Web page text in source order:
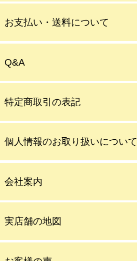
お支払い・送料について
Q&A
特定商取引の表記
個人情報のお取り扱いについて
会社案内
実店舗の地図